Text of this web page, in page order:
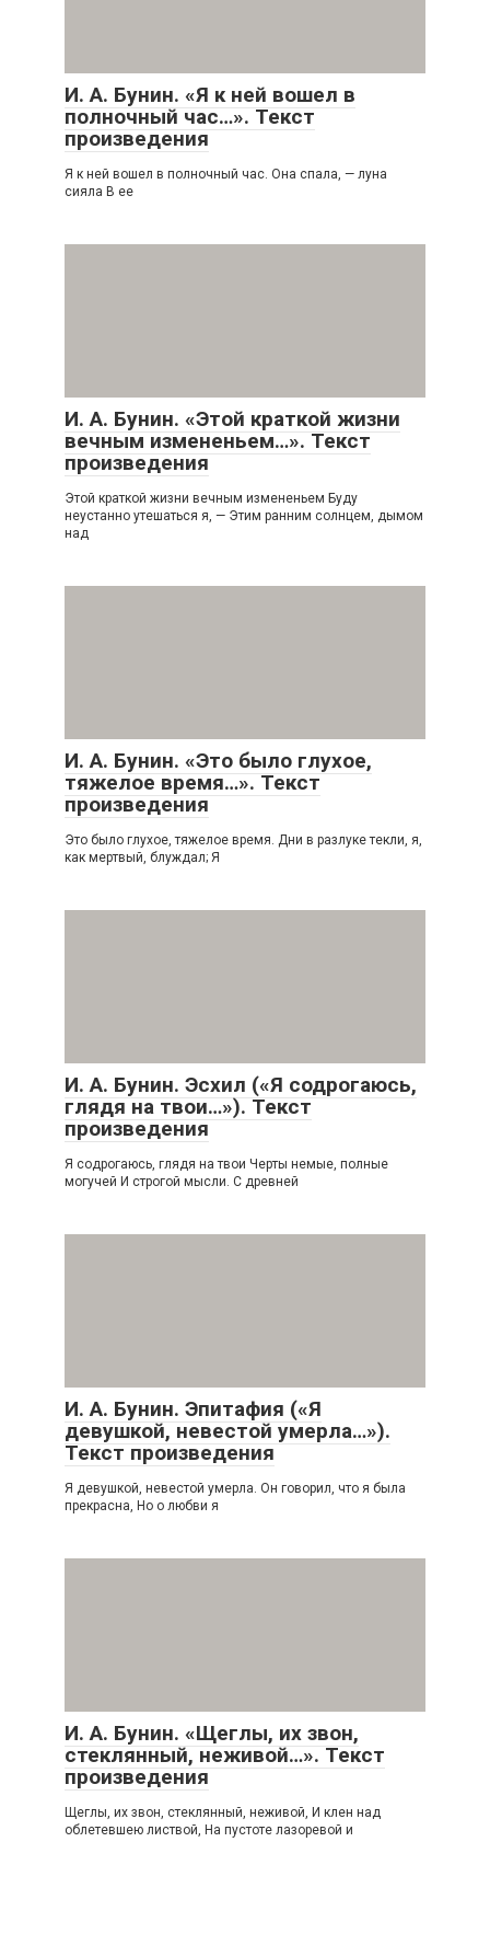
И. А. Бунин. «Я к ней вошел в
полночный час…». Текст
произведения
Я к ней вошел в полночный час. Она спала, — луна
сияла В ее
И. А. Бунин. «Этой краткой жизни
вечным измененьем…». Текст
произведения
Этой краткой жизни вечным измененьем Буду
неустанно утешаться я, — Этим ранним солнцем, дымом
над
И. А. Бунин. «Это было глухое,
тяжелое время…». Текст
произведения
Это было глухое, тяжелое время. Дни в разлуке текли, я,
как мертвый, блуждал; Я
И. А. Бунин. Эсхил («Я содрогаюсь,
глядя на твои…»). Текст
произведения
Я содрогаюсь, глядя на твои Черты немые, полные
могучей И строгой мысли. С древней
И. А. Бунин. Эпитафия («Я
девушкой, невестой умерла…»).
Текст произведения
Я девушкой, невестой умерла. Он говорил, что я была
прекрасна, Но о любви я
И. А. Бунин. «Щеглы, их звон,
стеклянный, неживой…». Текст
произведения
Щеглы, их звон, стеклянный, неживой, И клен над
облетевшею листвой, На пустоте лазоревой и